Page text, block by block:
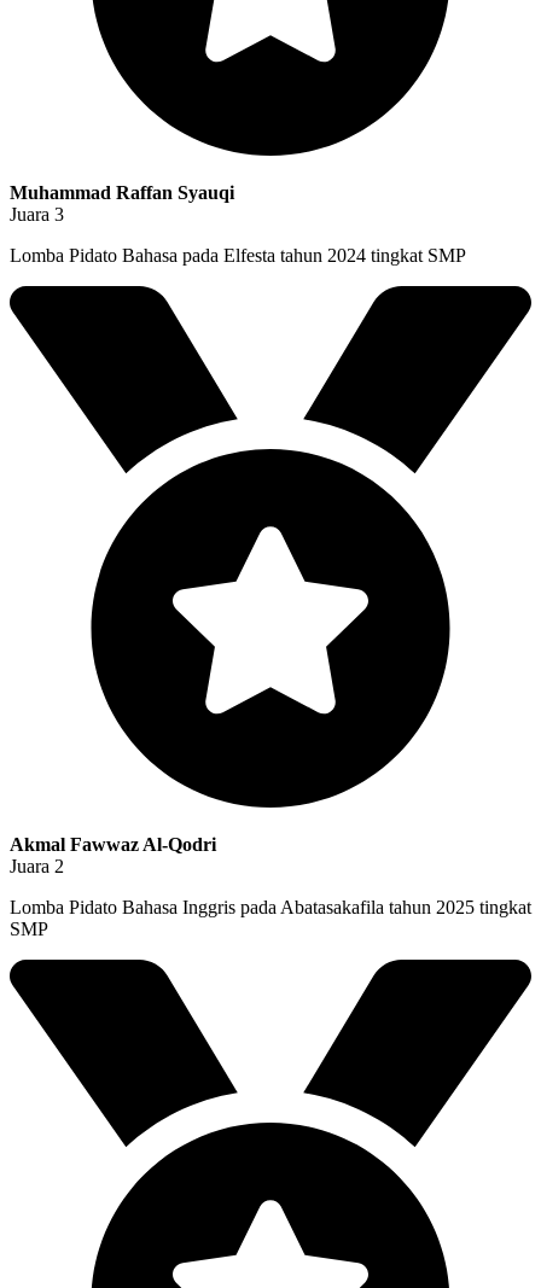
Muhammad Raffan Syauqi
Juara 3
Lomba Pidato Bahasa pada Elfesta tahun 2024 tingkat SMP
Akmal Fawwaz Al-Qodri
Juara 2
Lomba Pidato Bahasa Inggris pada Abatasakafila tahun 2025 tingkat
SMP